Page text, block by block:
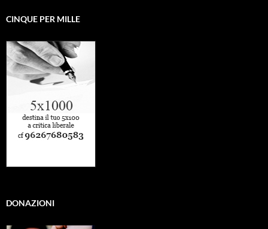
CINQUE PER MILLE
DONAZIONI